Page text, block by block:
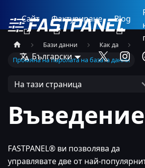
Сайт Фактуриране Blog
Български
Бази данни
Как да
Промяна на паролата на базата данни
На тази страница
Въведение
FASTPANEL® ви позволява да
управлявате две от най-